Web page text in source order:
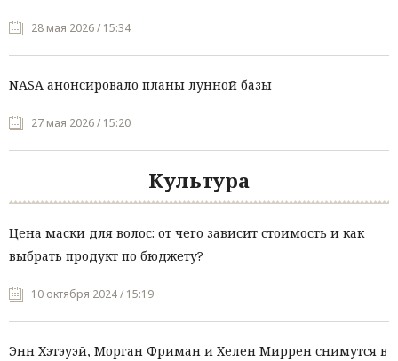
28 мая 2026 / 15:34
NASA анонсировало планы лунной базы
27 мая 2026 / 15:20
Культура
Цена маски для волос: от чего зависит стоимость и как
выбрать продукт по бюджету?
10 октября 2024 / 15:19
Энн Хэтэуэй, Морган Фриман и Хелен Миррен снимутся в